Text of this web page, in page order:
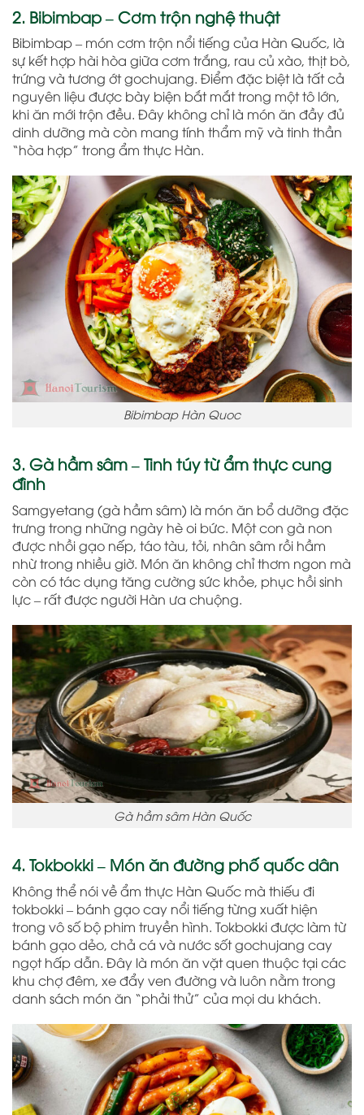
2. Bibimbap – Cơm trộn nghệ thuật
Bibimbap – món cơm trộn nổi tiếng của Hàn Quốc, là
sự kết hợp hài hòa giữa cơm trắng, rau củ xào, thịt bò,
trứng và tương ớt gochujang. Điểm đặc biệt là tất cả
nguyên liệu được bày biện bắt mắt trong một tô lớn,
khi ăn mới trộn đều. Đây không chỉ là món ăn đầy đủ
dinh dưỡng mà còn mang tính thẩm mỹ và tinh thần
“hòa hợp” trong ẩm thực Hàn.
Bibimbap Hàn Quoc
3. Gà hầm sâm – Tinh túy từ ẩm thực cung
đình
Samgyetang (gà hầm sâm) là món ăn bổ dưỡng đặc
trưng trong những ngày hè oi bức. Một con gà non
được nhồi gạo nếp, táo tàu, tỏi, nhân sâm rồi hầm
nhừ trong nhiều giờ. Món ăn không chỉ thơm ngon mà
còn có tác dụng tăng cường sức khỏe, phục hồi sinh
lực – rất được người Hàn ưa chuộng.
Gà hầm sâm Hàn Quốc
4. Tokbokki – Món ăn đường phố quốc dân
Không thể nói về ẩm thực Hàn Quốc mà thiếu đi
tokbokki – bánh gạo cay nổi tiếng từng xuất hiện
trong vô số bộ phim truyền hình. Tokbokki được làm từ
bánh gạo dẻo, chả cá và nước sốt gochujang cay
ngọt hấp dẫn. Đây là món ăn vặt quen thuộc tại các
khu chợ đêm, xe đẩy ven đường và luôn nằm trong
danh sách món ăn “phải thử” của mọi du khách.